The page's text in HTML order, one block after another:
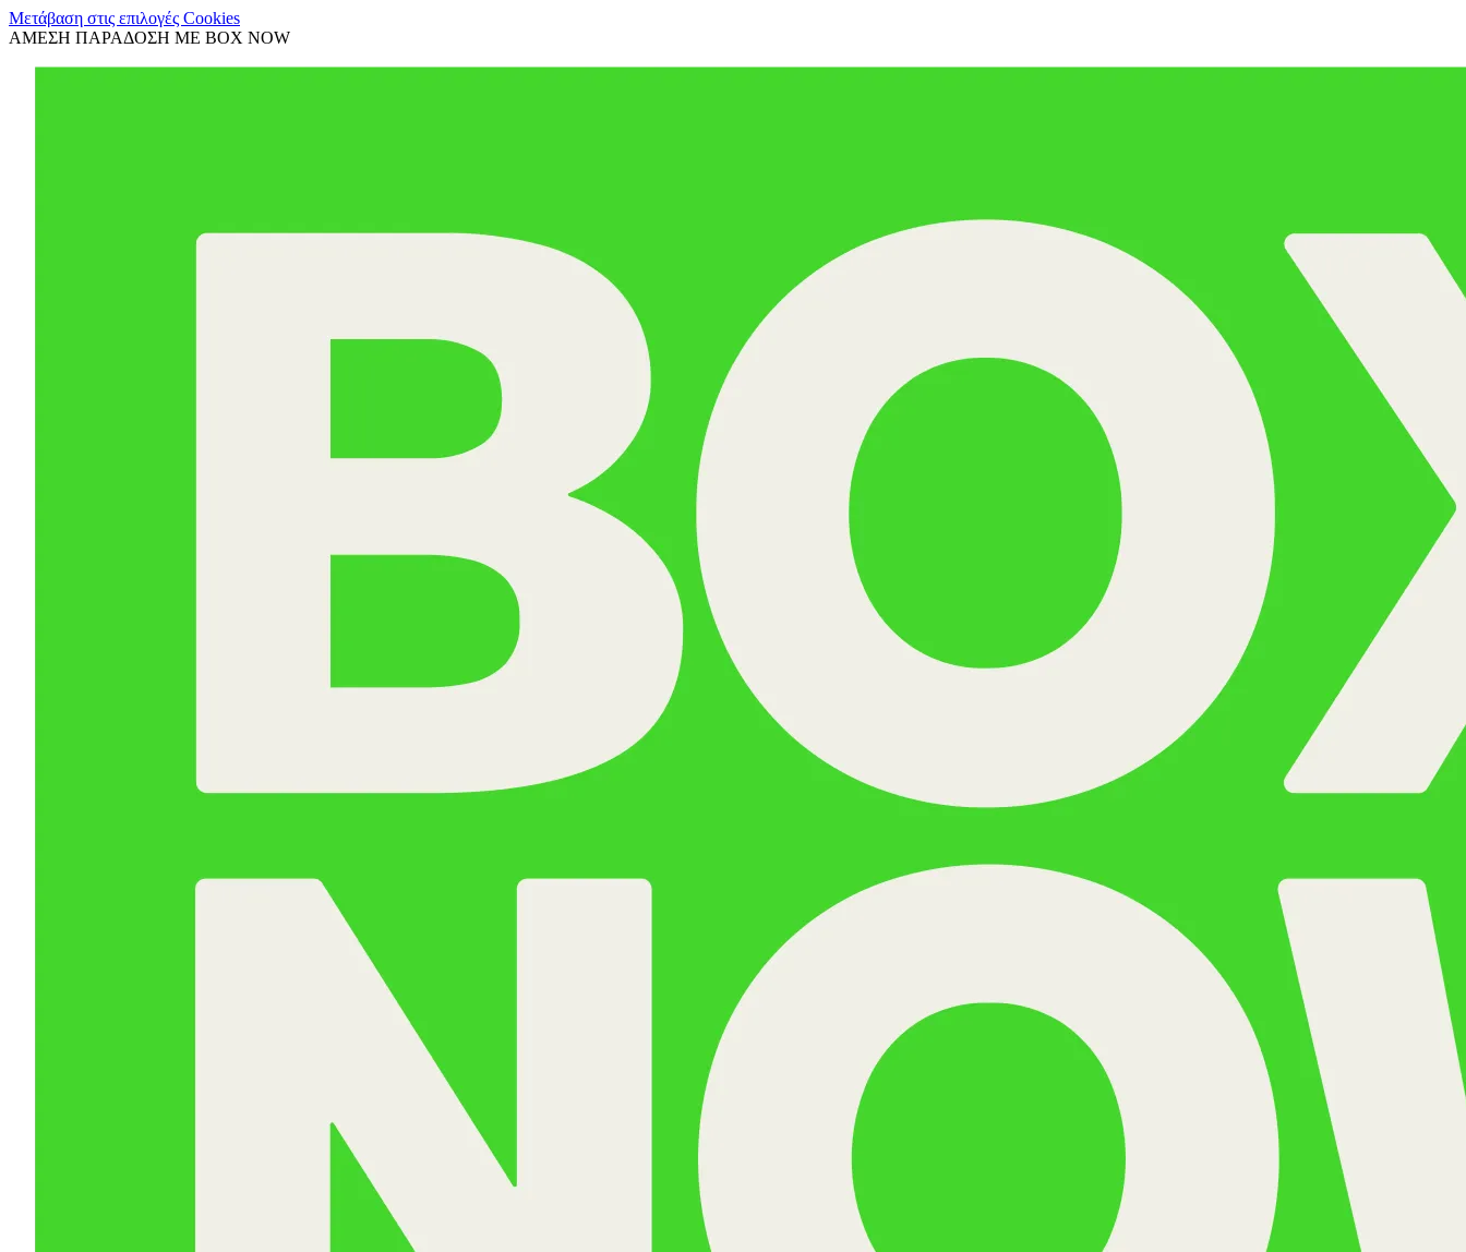
Μετάβαση στις επιλογές Cookies
ΑΜΕΣΗ ΠΑΡΑΔΟΣΗ ΜΕ BOX NOW